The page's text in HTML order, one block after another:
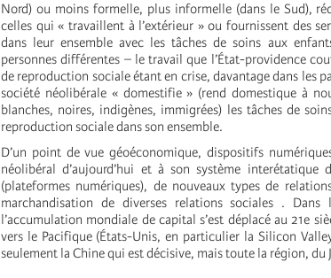
Nord) ou moins formelle, plus informelle (dans le Sud),
celles qui « travaillent à l’extérieur » ou fournissent des
dans leur ensemble avec les tâches de soins aux
personnes différentes – le travail que l’État-providence
de reproduction sociale étant en crise, davantage dans les
société néolibérale « domestifie » (rend domestique à
blanches, noires, indigènes, immigrées) les tâches de
reproduction sociale dans son ensemble.
D’un point de vue géoéconomique, dispositifs
néolibéral d’aujourd’hui et à son système interétatique
(plateformes numériques), de nouveaux types de
marchandisation de diverses relations sociales .
l’accumulation mondiale de capital s’est déplacé au 21e
vers le Pacifique (États-Unis, en particulier la Silicon
seulement la Chine qui est décisive, mais toute la région, du